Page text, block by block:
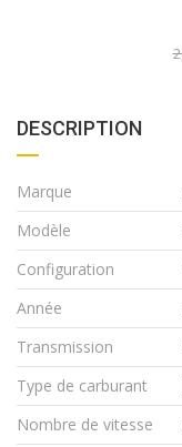
DESCRIPTION
Marque
Modèle
Configuration
Année
Transmission
Type de carburant
Nombre de vitesse